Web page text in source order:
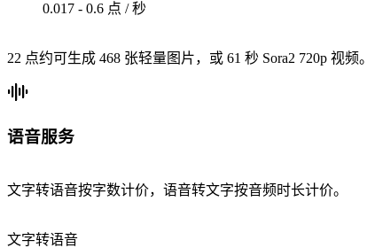
0.017 - 0.6 点 / 秒
22 点约可生成 468 张轻量图片，或 61 秒 Sora2 720p 视频。
语音服务
文字转语音按字数计价，语音转文字按音频时长计价。
文字转语音